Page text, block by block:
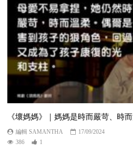
《壞媽媽》｜媽媽是時而嚴苛、時
編輯 SAMANTHA
17/09/2024
386
1